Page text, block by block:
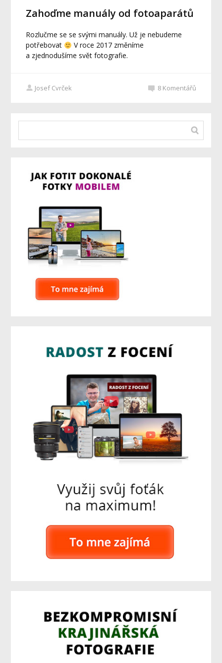
Zahoďme manuály od fotoaparátů
Rozlučme se se svými manuály. Už je nebudeme
potřebovat
V roce 2017 změníme
a zjednodušíme svět fotografie.
Josef Cvrček 8 Komentářů